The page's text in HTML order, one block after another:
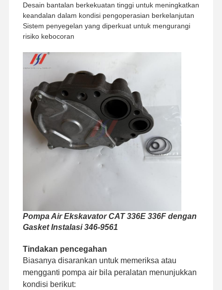
Tur Pabrik
Kontrol
Kualitas
Kami
Desain bantalan berkekuatan tinggi untuk meningkatkan
keandalan dalam kondisi pengoperasian berkelanjutan
Sistem penyegelan yang diperkuat untuk mengurangi
risiko kebocoran
Pompa Air Ekskavator CAT 336E 336F dengan
Gasket Instalasi 346-9561
Tindakan pencegahan
Biasanya disarankan untuk memeriksa atau
mengganti pompa air bila peralatan menunjukkan
kondisi berikut: